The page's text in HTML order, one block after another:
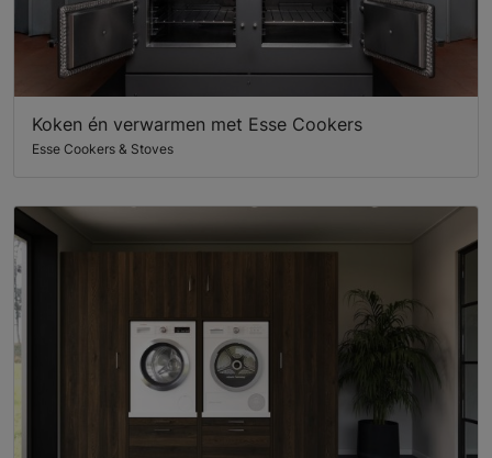
Koken én verwarmen met Esse Cookers
Esse Cookers & Stoves